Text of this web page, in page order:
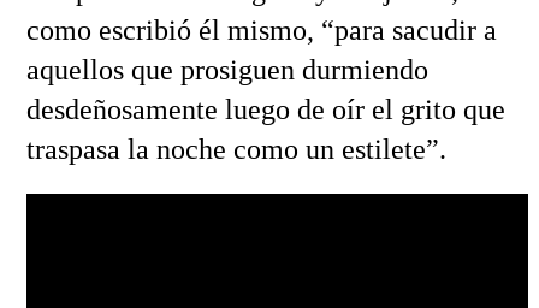
como escribió él mismo, “para sacudir a
aquellos que prosiguen durmiendo
desdeñosamente luego de oír el grito que
traspasa la noche como un estilete”.